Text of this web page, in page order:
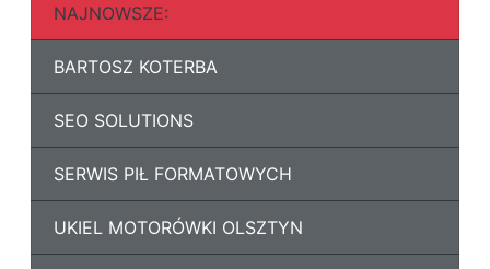
NAJNOWSZE:
BARTOSZ KOTERBA
SEO SOLUTIONS
SERWIS PIŁ FORMATOWYCH
UKIEL MOTORÓWKI OLSZTYN